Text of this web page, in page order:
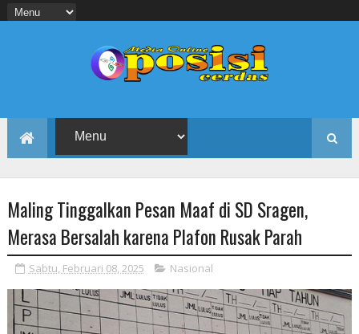
Maling Tinggalkan Pesan Maaf di SD Sragen,
Merasa Bersalah karena Plafon Rusak Parah
Sabtu, Februari 08, 2025 Nasional